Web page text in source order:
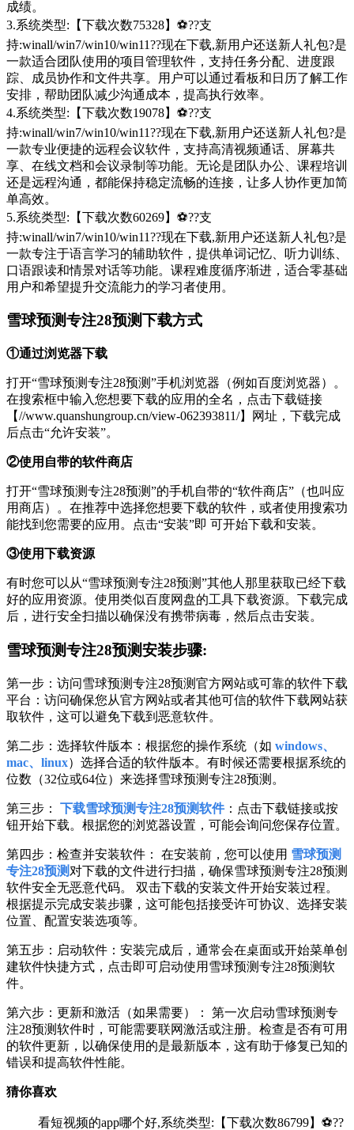
成绩。
3.系统类型:【下载次数75328】⚽??支
持:winall/win7/win10/win11??现在下载,新用户还送新人礼包?是
一款适合团队使用的项目管理软件，支持任务分配、进度跟
踪、成员协作和文件共享。用户可以通过看板和日历了解工作
安排，帮助团队减少沟通成本，提高执行效率。
4.系统类型:【下载次数19078】⚽??支
持:winall/win7/win10/win11??现在下载,新用户还送新人礼包?是
一款专业便捷的远程会议软件，支持高清视频通话、屏幕共
享、在线文档和会议录制等功能。无论是团队办公、课程培训
还是远程沟通，都能保持稳定流畅的连接，让多人协作更加简
单高效。
5.系统类型:【下载次数60269】⚽??支
持:winall/win7/win10/win11??现在下载,新用户还送新人礼包?是
一款专注于语言学习的辅助软件，提供单词记忆、听力训练、
口语跟读和情景对话等功能。课程难度循序渐进，适合零基础
用户和希望提升交流能力的学习者使用。
雪球预测专注28预测下载方式
①通过浏览器下载
打开“雪球预测专注28预测”手机浏览器（例如百度浏览器）。
在搜索框中输入您想要下载的应用的全名，点击下载链接
【//www.quanshungroup.cn/view-062393811/】网址，下载完成
后点击“允许安装”。
②使用自带的软件商店
打开“雪球预测专注28预测”的手机自带的“软件商店”（也叫应
用商店）。在推荐中选择您想要下载的软件，或者使用搜索功
能找到您需要的应用。点击“安装”即 可开始下载和安装。
③使用下载资源
有时您可以从“雪球预测专注28预测”其他人那里获取已经下载
好的应用资源。使用类似百度网盘的工具下载资源。下载完成
后，进行安全扫描以确保没有携带病毒，然后点击安装。
雪球预测专注28预测安装步骤:
第一步：访问雪球预测专注28预测官方网站或可靠的软件下载
平台：访问确保您从官方网站或者其他可信的软件下载网站获
取软件，这可以避免下载到恶意软件。
第二步：选择软件版本：根据您的操作系统（如 windows、
mac、linux）选择合适的软件版本。有时候还需要根据系统的
位数（32位或64位）来选择雪球预测专注28预测。
第三步： 下载雪球预测专注28预测软件：点击下载链接或按
钮开始下载。根据您的浏览器设置，可能会询问您保存位置。
第四步：检查并安装软件： 在安装前，您可以使用 雪球预测
专注28预测 对下载的文件进行扫描，确保雪球预测专注28预测
软件安全无恶意代码。 双击下载的安装文件开始安装过程。
根据提示完成安装步骤，这可能包括接受许可协议、选择安装
位置、配置安装选项等。
第五步：启动软件：安装完成后，通常会在桌面或开始菜单创
建软件快捷方式，点击即可启动使用雪球预测专注28预测软
件。
第六步：更新和激活（如果需要）： 第一次启动雪球预测专
注28预测软件时，可能需要联网激活或注册。检查是否有可用
的软件更新，以确保使用的是最新版本，这有助于修复已知的
错误和提高软件性能。
猜你喜欢
看短视频的app哪个好,系统类型:【下载次数86799】⚽??